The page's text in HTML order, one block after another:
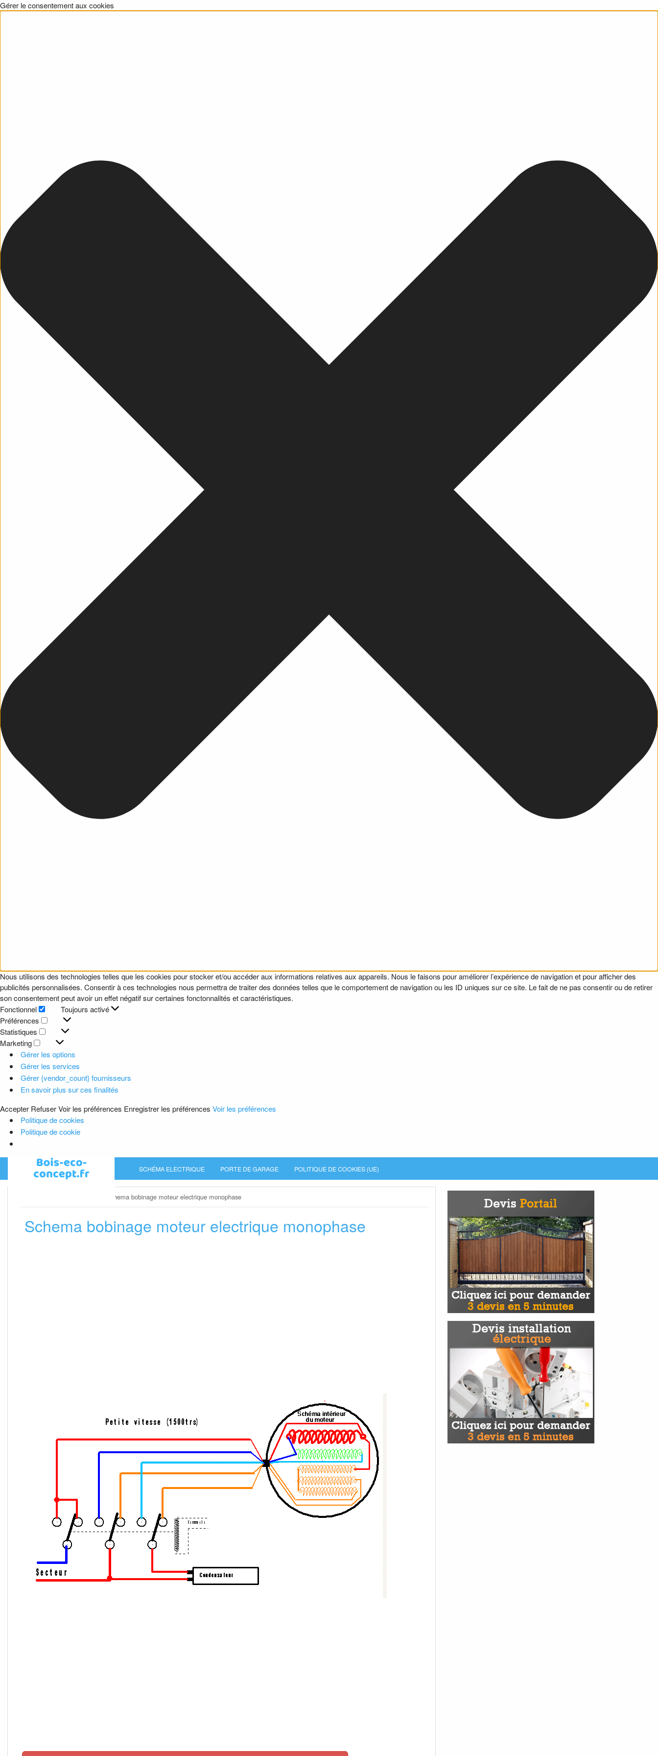
Gérer le consentement aux cookies
Nous utilisons des technologies telles que les cookies pour stocker et/ou accéder aux informations relatives aux appareils. Nous le faisons pour améliorer l’expérience de navigation et pour afficher des
publicités personnalisées. Consentir à ces technologies nous permettra de traiter des données telles que le comportement de navigation ou les ID uniques sur ce site. Le fait de ne pas consentir ou de retirer
son consentement peut avoir un effet négatif sur certaines fonctonnalités et caractéristiques.
Fonctionnel
Fonctionnel
Toujours activé
Préférences
Préférences
Statistiques
Statistiques
Marketing
Marketing
Gérer les options
Gérer les services
Gérer {vendor_count} fournisseurs
En savoir plus sur ces finalités
Accepter RefuserVoir les préférences Enregistrer les préférences Voir les préférences
Politique de cookies
Politique de cookie
SCHÉMA ELECTRIQUE PORTE DE GARAGE POLITIQUE DE COOKIES (UE)
Schema bobinage moteur electrique monophase
Schema bobinage moteur electrique monophase